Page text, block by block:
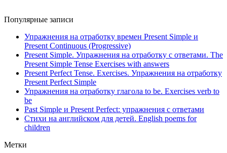
Популярные записи
Упражнения на отработку времен Present Simple и
Present Continuous (Progressive)
Present Simple. Упражнения на отработку с ответами. The
Present Simple Tense Exercises with answers
Present Perfect Tense. Exercises. Упражнения на отработку
Present Perfect Simple
Упражнения на отработку глагола to be. Exercises verb to
be
Past Simple и Present Perfect: упражнения с ответами
Стихи на английском для детей. English poems for
children
Метки